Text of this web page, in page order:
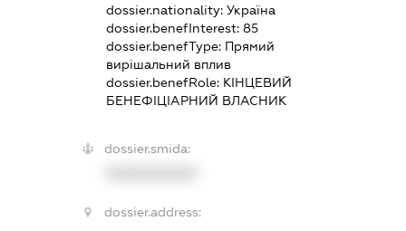
dossier.nationality:Україна
dossier.benefInterest:85
dossier.benefType: Прямий
вирішальний вплив
dossier.benefRole: КІНЦЕВИЙ
БЕНЕФІЦІАРНИЙ ВЛАСНИК
dossier.smida:
dossier.address: